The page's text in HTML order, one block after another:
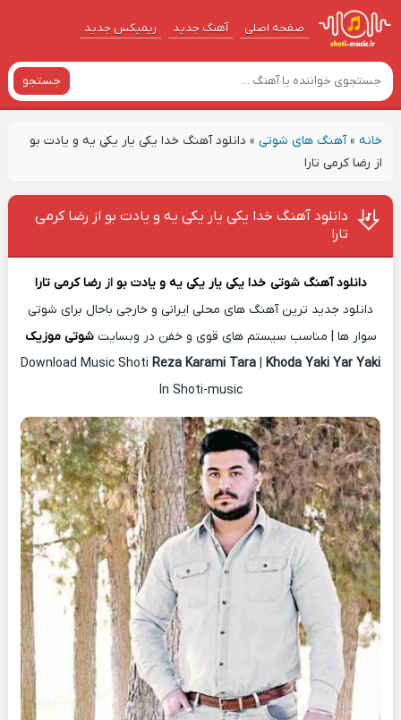
صفحه اصلی آهنگ‌ جدید ریمیکس جدید
جستجو
خانه»آهنگ های شوتی» دانلود آهنگ خدا یکی یار یکی یه و یادت بو
از رضا کرمی تارا
دانلود آهنگ خدا یکی یار یکی یه و یادت بو از رضا کرمی
تارا
دانلود آهنگ شوتی خدا یکی یار یکی یه و یادت بو ازرضا کرمی تارا
دانلود جدید ترین آهنگ های محلی ایرانی و خارجی باحال برای شوتی
سوار ها | مناسب سیستم های قوی و خفن در وبسایتشوتی موزیک
Download Music Shoti Reza Karami Tara Khoda Yaki Yar Yaki
In Shoti-music